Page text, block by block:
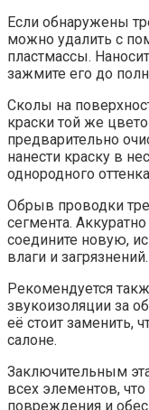
Если обнаружены
можно удалить с
пластмассы.
зажмите его до
Сколы на
краски той же
предварительно
нанести краску в
однородного
Обрыв проводки
сегмента.
соедините новую,
влаги и загрязнений.
Рекомендуется
звукоизоляции за
её стоит заменить,
салоне.
Заключительным
всех элементов,
повреждения и